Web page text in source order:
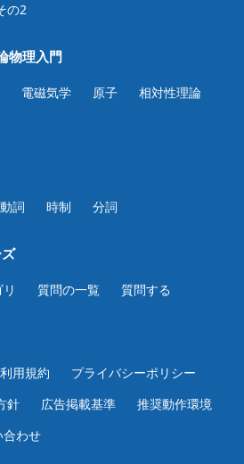
の2
物理入門
電磁気学 原子
相対性理論
詞 時制 分詞
質問の一覧 質問する
利用規約
プライバシーポリシー
針
広告掲載基準
推奨動作環境
合わせ